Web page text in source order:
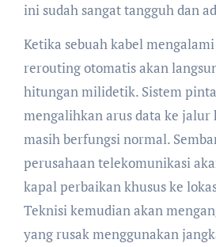
ini sudah sangat tangguh dan
Ketika sebuah kabel
rerouting otomatis akan
hitungan milidetik. Sistem
mengalihkan arus data ke jalur
masih berfungsi normal.
perusahaan telekomunikasi
kapal perbaikan khusus ke
Teknisi kemudian akan
yang rusak menggunakan